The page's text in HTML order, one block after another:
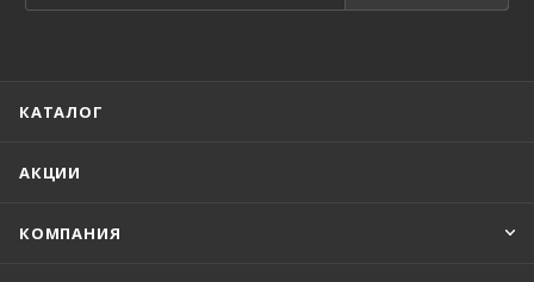
КАТАЛОГ
АКЦИИ
КОМПАНИЯ